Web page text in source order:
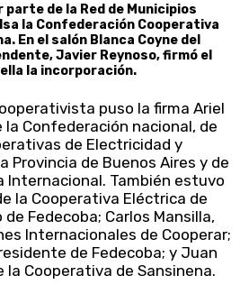
parte de la Red de Municipios
la Confederación Cooperativa
En el salón Blanca Coyne del
Javier Reynoso, firmó el
la incorporación.
puso la firma Ariel
la Confederación nacional, de
de Electricidad y
Provincia de Buenos Aires y de
Internacional. También estuvo
la Cooperativa Eléctrica de
Fedecoba; Carlos Mansilla,
Internacionales de Cooperar;
de Fedecoba; y Juan
la Cooperativa de Sansinena.